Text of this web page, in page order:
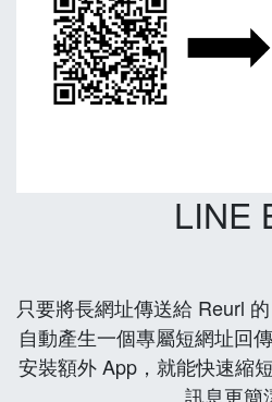
LINE
只要將長網址傳送給 Reurl
自動產生一個專屬短網址回
安裝額外 App，就能快速縮
訊息更簡